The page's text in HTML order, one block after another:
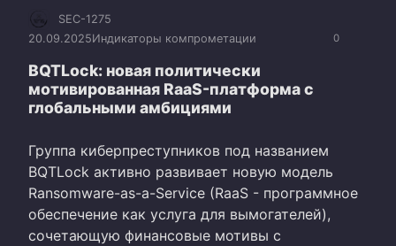
0
SEC-1275
20.09.2025Индикаторы компрометации
BQTLock: новая политически
мотивированная RaaS-платформа с
глобальными амбициями
Группа киберпреступников под названием
BQTLock активно развивает новую модель
Ransomware-as-a-Service (RaaS - программное
обеспечение как услуга для вымогателей),
сочетающую финансовые мотивы с